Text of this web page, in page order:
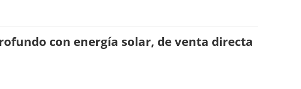
con energía solar, de venta directa